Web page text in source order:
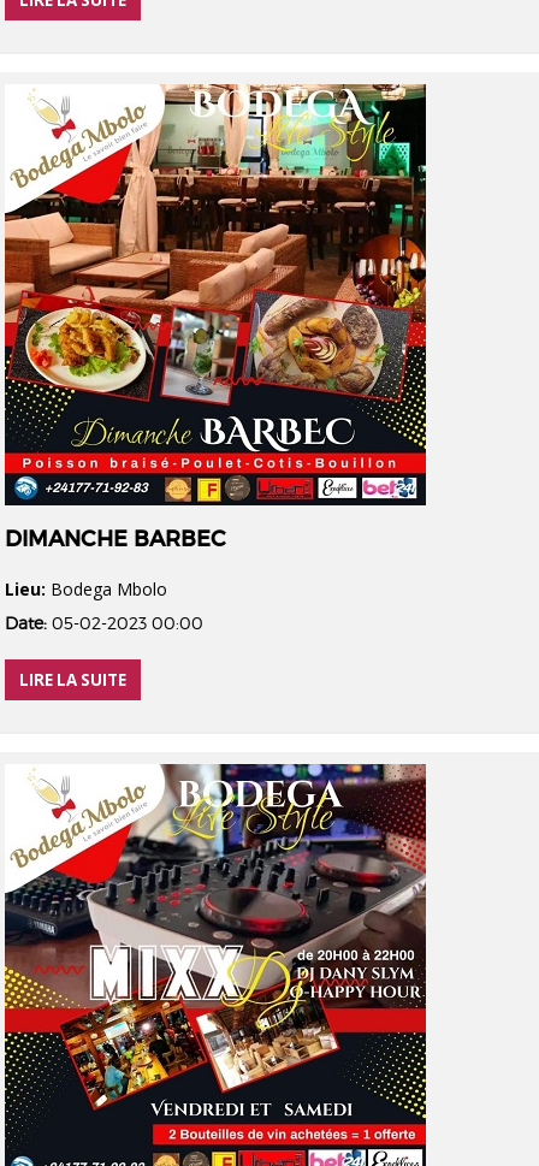
DIMANCHE BARBEC
Lieu: Bodega Mbolo
Date: 05-02-2023 00:00
LIRE LA SUITE